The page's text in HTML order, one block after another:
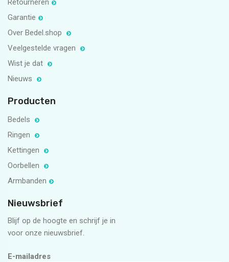
Retourneren
Garantie
Over Bedel.shop
Veelgestelde vragen
Wist je dat
Nieuws
Producten
Bedels
Ringen
Kettingen
Oorbellen
Armbanden
Nieuwsbrief
Blijf op de hoogte en schrijf je in
voor onze nieuwsbrief.
E-mailadres